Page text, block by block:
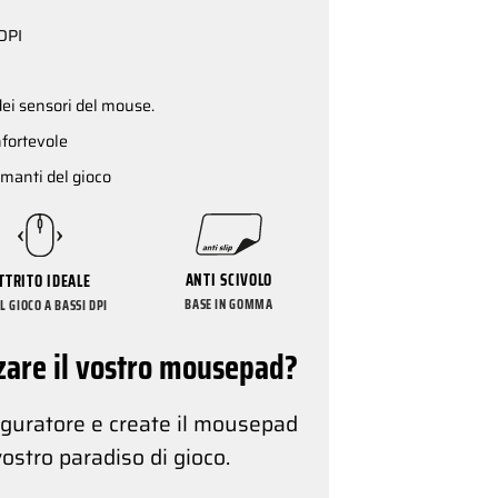
sensori del mouse.
del gioco
IDEALE
GIOCO A BASSI DPI
ANTI SCIVOLO
BASE IN GOMMA
il vostro mousepad?
e create il mousepad
paradiso di gioco.